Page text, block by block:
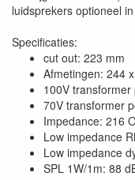
luidsprekers optioneel
Specificaties:
cut out: 223 mm
Afmetingen: 244
100V
70V transformer
Impedance: 216
Low impedance
Low impedance
SPL 1W/1m: 88